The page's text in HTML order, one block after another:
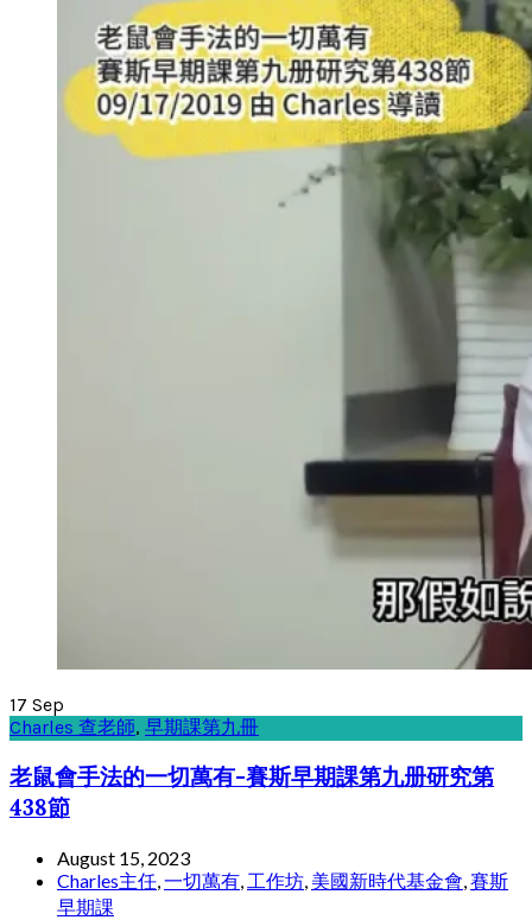
17 Sep
Charles 查老師, 早期課第九冊
老鼠會手法的一切萬有-賽斯早期課第九册研究第
438節
August 15, 2023
Charles主任,一切萬有, 工作坊, 美國新時代基金會,賽斯
早期課